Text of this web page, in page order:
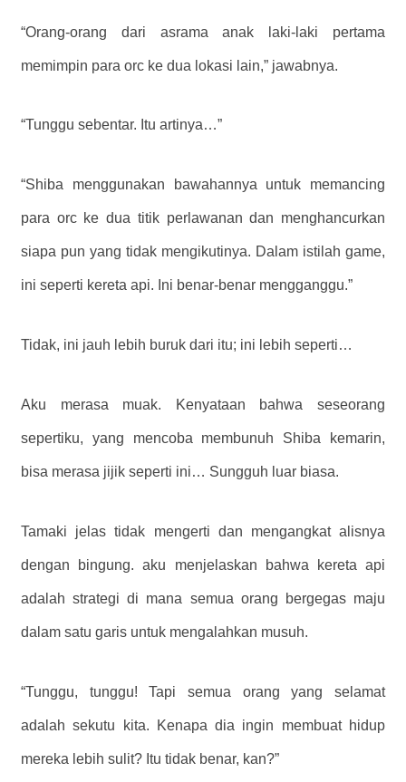
“Orang-orang dari asrama anak laki-laki pertama
memimpin para orc ke dua lokasi lain,” jawabnya.
“Tunggu sebentar. Itu artinya…”
“Shiba menggunakan bawahannya untuk memancing
para orc ke dua titik perlawanan dan menghancurkan
siapa pun yang tidak mengikutinya. Dalam istilah game,
ini seperti kereta api. Ini benar-benar mengganggu.”
Tidak, ini jauh lebih buruk dari itu; ini lebih seperti…
Aku merasa muak. Kenyataan bahwa seseorang
sepertiku, yang mencoba membunuh Shiba kemarin,
bisa merasa jijik seperti ini… Sungguh luar biasa.
Tamaki jelas tidak mengerti dan mengangkat alisnya
dengan bingung. aku menjelaskan bahwa kereta api
adalah strategi di mana semua orang bergegas maju
dalam satu garis untuk mengalahkan musuh.
“Tunggu, tunggu! Tapi semua orang yang selamat
adalah sekutu kita. Kenapa dia ingin membuat hidup
mereka lebih sulit? Itu tidak benar, kan?”